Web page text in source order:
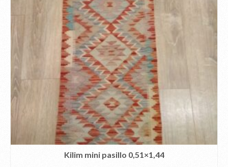
Kilim mini pasillo 0,51×1,44